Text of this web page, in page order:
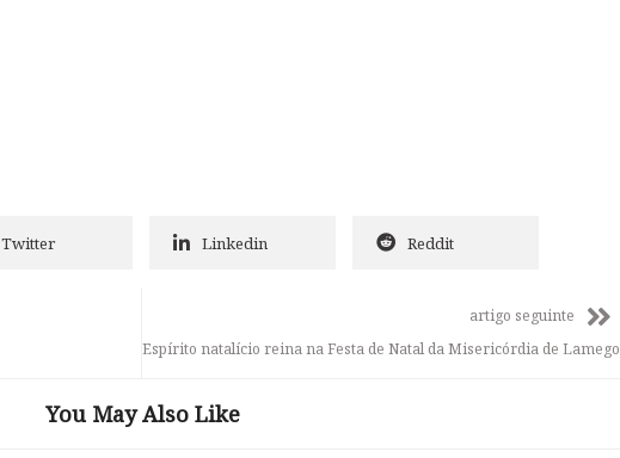
Twitter Linkedin Reddit
artigo seguinte
Espírito natalício reina na Festa de Natal da Misericórdia de Lamego
You May Also Like